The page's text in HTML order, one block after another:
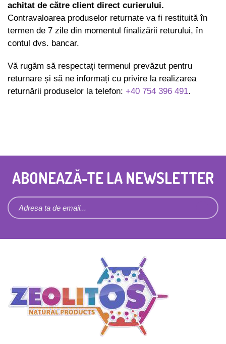
achitat de către client direct curierului.
Contravaloarea produselor returnate va fi restituită în
termen de 7 zile din momentul finalizării returului, în
contul dvs. bancar.
Vă rugăm să respectați termenul prevăzut pentru
returnare și să ne informați cu privire la realizarea
returnării produselor la telefon: +40 754 396 491.
ABONEAZĂ-TE LA NEWSLETTER